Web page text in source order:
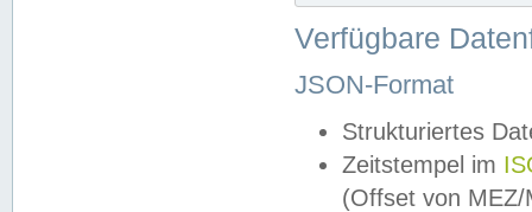
Verfügbare
JSON-Format
Strukturiertes
Zeitstempel im
(Offset von MEZ/